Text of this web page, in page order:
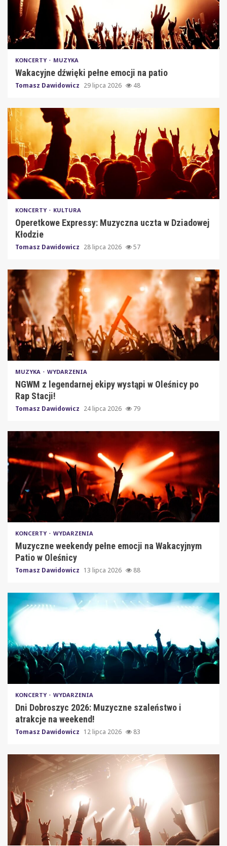
KONCERTY MUZYKA
Wakacyjne dźwięki pełne emocji na patio
Tomasz Dawidowicz 29 lipca 2026 48
KONCERTY KULTURA
Operetkowe Expressy: Muzyczna uczta w Dziadowej
Kłodzie
Tomasz Dawidowicz 28 lipca 2026 57
MUZYKA WYDARZENIA
NGWM z legendarnej ekipy wystąpi w Oleśnicy po
Rap Stacji!
Tomasz Dawidowicz 24 lipca 2026 79
KONCERTY WYDARZENIA
Muzyczne weekendy pełne emocji na Wakacyjnym
Patio w Oleśnicy
Tomasz Dawidowicz 13 lipca 2026 88
KONCERTY WYDARZENIA
Dni Dobroszyc 2026: Muzyczne szaleństwo i
atrakcje na weekend!
Tomasz Dawidowicz 12 lipca 2026 83